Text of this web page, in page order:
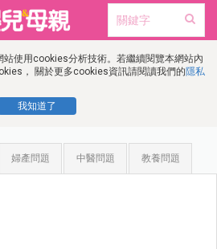
使用cookies分析技術。若繼續閱覽本網站內
， 關於更多cookies資訊請閱讀我們的隱私
我知道了
婦產問題 中醫問題 教養問題